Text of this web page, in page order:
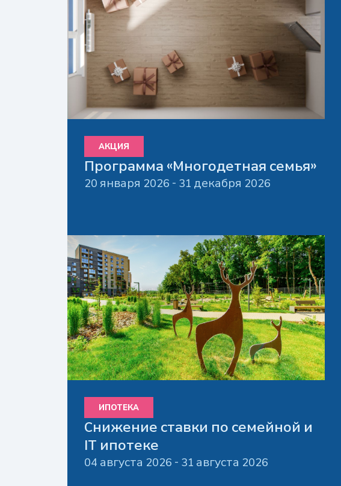
АКЦИЯ
Программа «Многодетная семья»
20 января 2026 - 31 декабря 2026
ИПОТЕКА
Снижение ставки по семейной и
IT ипотеке
04 августа 2026 - 31 августа 2026
Privacy notice